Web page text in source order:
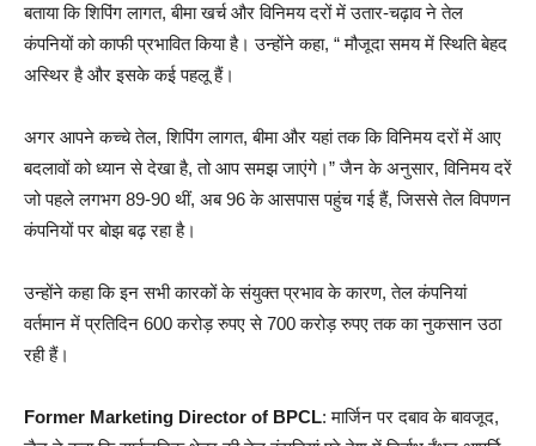
बताया कि शिपिंग लागत, बीमा खर्च और विनिमय दरों में उतार-चढ़ाव ने तेल
कंपनियों को काफी प्रभावित किया है। उन्होंने कहा, “ मौजूदा समय में स्थिति बेहद
अस्थिर है और इसके कई पहलू हैं।
अगर आपने कच्चे तेल, शिपिंग लागत, बीमा और यहां तक ​​कि विनिमय दरों में आए
बदलावों को ध्यान से देखा है, तो आप समझ जाएंगे।” जैन के अनुसार, विनिमय दरें
जो पहले लगभग 89-90 थीं, अब 96 के आसपास पहुंच गई हैं, जिससे तेल विपणन
कंपनियों पर बोझ बढ़ रहा है।
उन्होंने कहा कि इन सभी कारकों के संयुक्त प्रभाव के कारण, तेल कंपनियां
वर्तमान में प्रतिदिन 600 करोड़ रुपए से 700 करोड़ रुपए तक का नुकसान उठा
रही हैं।
Former Marketing Director of BPCL: मार्जिन पर दबाव के बावजूद,